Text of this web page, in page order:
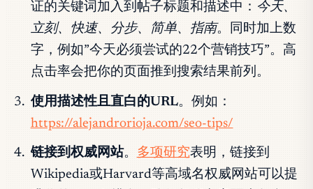
证的关键词加入到帖子标题和描述中： 今天、
立刻、快速、分步、简单、指南。同时加上数
字，例如”今天必须尝试的22个营销技巧”。高
点击率会把你的页面推到搜索结果前列。
使用描述性且直白的URL。例如：
https://alejandrorioja.com/seo-tips/
链接到权威网站。 多项研究表明，链接到
Wikipedia或Harvard等高域名权威网站可以提